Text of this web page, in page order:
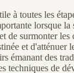
à toutes les
lorsque la
de surmonter les
et d'atténuer
émanant des
techniques de